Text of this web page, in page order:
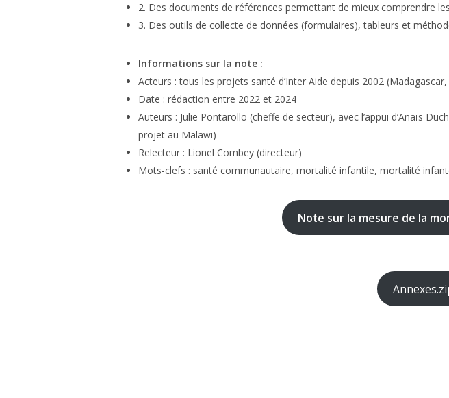
2. Des documents de références permettant de mieux comprendre
3. Des outils de collecte de données (formulaires), tableurs et
Informations sur la note :
Acteurs : tous les projets santé d’Inter Aide depuis 2002
Date : rédaction entre 2022 et 2024
Auteurs : Julie Pontarollo (cheffe de secteur), avec l’appui d’Anaïs
projet au Malawi)
Relecteur : Lionel Combey (directeur)
Mots-clefs : santé communautaire, mortalité infantile, mortalité
Note sur la mesure de la